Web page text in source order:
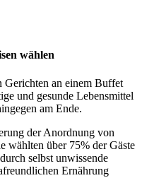
wählen
an einem Buffet
und gesunde Lebensmittel
am Ende.
der Anordnung von
wählten über 75% der Gäste
selbst unwissende
Ernährung